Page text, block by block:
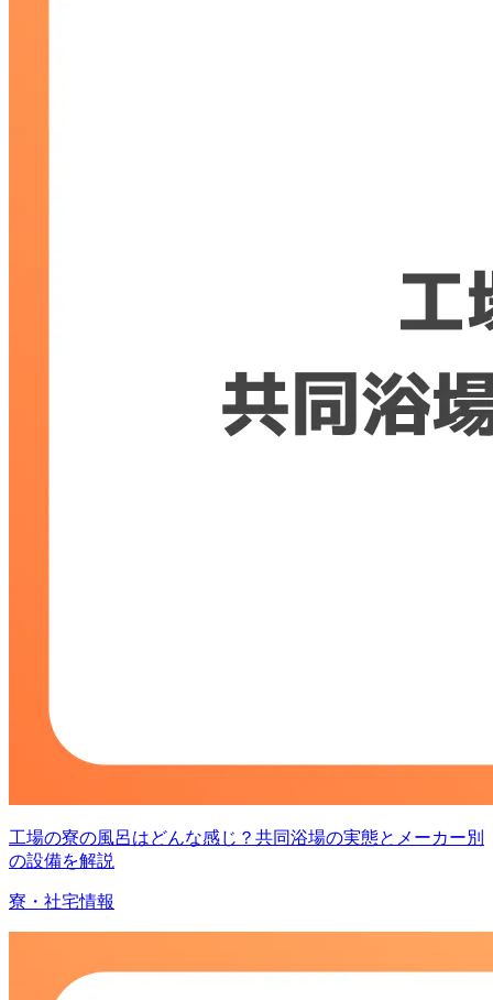
工場の寮の風呂はどんな感じ？共同浴場の実態とメーカー別
の設備を解説
寮・社宅情報